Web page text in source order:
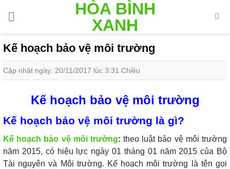
HÒA BÌNH
XANH
Kế hoạch bảo vệ môi trường
Cập nhật ngày: 20/11/2017 lúc 3:31 Chiều
Kế hoạch bảo vệ môi trường
Kế hoạch bảo vệ môi trường là gì?
Kế hoạch bảo vệ môi trường: theo luật bảo vệ môi trường
năm 2015, có hiệu lực ngày 01 tháng 01 năm 2015 của Bộ
Tài nguyên và Môi trường. Kế hoạch môi trường là tên gọi